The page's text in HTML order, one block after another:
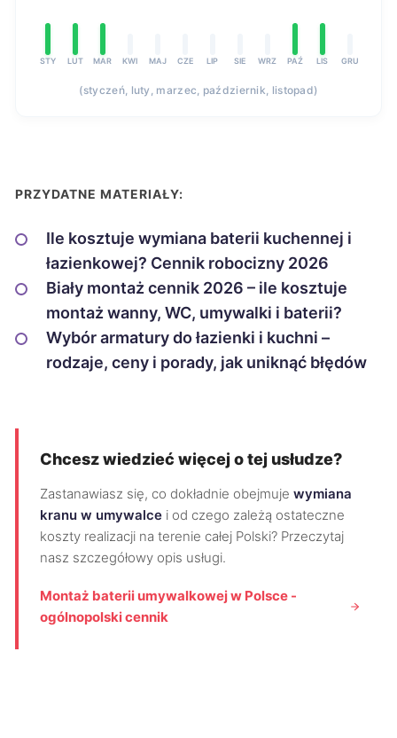
STY LUT MAR KWI MAJ CZE LIP SIE WRZ PAŹ LIS GRU
(styczeń, luty, marzec, październik, listopad)
PRZYDATNE MATERIAŁY:
Ile kosztuje wymiana baterii kuchennej i
łazienkowej? Cennik robocizny 2026
Biały montaż cennik 2026 – ile kosztuje
montaż wanny, WC, umywalki i baterii?
Wybór armatury do łazienki i kuchni –
rodzaje, ceny i porady, jak uniknąć błędów
Chcesz wiedzieć więcej o tej usłudze?
Zastanawiasz się, co dokładnie obejmuje wymiana
kranu w umywalce i od czego zależą ostateczne
koszty realizacji na terenie całej Polski? Przeczytaj
nasz szczegółowy opis usługi.
Montaż baterii umywalkowej w Polsce -
ogólnopolski cennik